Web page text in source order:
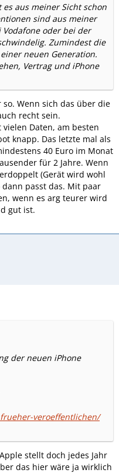
aus meiner Sicht schon
sind aus meiner
oder bei der
Zumindest die
neuen Generation.
Vertrag und iPhone
Wenn sich das über die
recht sein.
Daten, am besten
knapp. Das letzte mal als
40 Euro im Monat
für 2 Jahre. Wenn
(Gerät wird wohl
passt das. Mit paar
wenn es arg teurer wird
gut ist.
der neuen iPhone
veroeffentlichen/
stellt doch jedes Jahr
das hier wäre ja wirklich